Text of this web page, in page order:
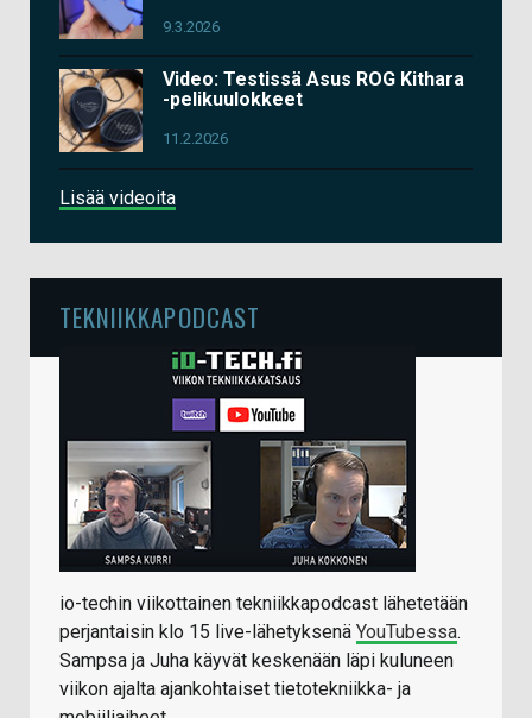
9.3.2026
Video: Testissä Asus ROG Kithara
-pelikuulokkeet
11.2.2026
Lisää videoita
TEKNIIKKAPODCAST
io-techin viikottainen tekniikkapodcast lähetetään
perjantaisin klo 15 live-lähetyksenä YouTubessa.
Sampsa ja Juha käyvät keskenään läpi kuluneen
viikon ajalta ajankohtaiset tietotekniikka- ja